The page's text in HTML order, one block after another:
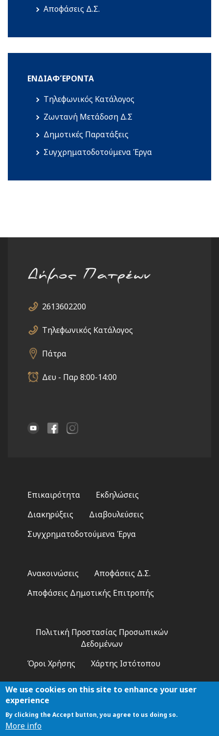
Αποφάσεις Δ.Σ.
ΕΝΔΙΑΦΈΡΟΝΤΑ
Τηλεφωνικός Κατάλογος
Ζωντανή Μετάδοση Δ.Σ
Δημοτικές Παρατάξεις
Συγχρηματοδοτούμενα Έργα
2613602200
Τηλεφωνικός Κατάλογος
Πάτρα
Δευ - Παρ 8:00-14:00
menu
Επικαιρότητα
Εκδηλώσεις
Διακηρύξεις
Διαβουλεύσεις
Συγχρηματοδοτούμενα Έργα
2
Ανακοινώσεις
Αποφάσεις Δ.Σ.
Αποφάσεις Δημοτικής Επιτροπής
Πολιτική Προστασίας Προσωπικών
Δεδομένων
Όροι Χρήσης
Χάρτης Ιστότοπου
Αναζήτηση
We use cookies on this site to enhance your user
experience
By clicking the Accept button, you agree to us doing so.
More info